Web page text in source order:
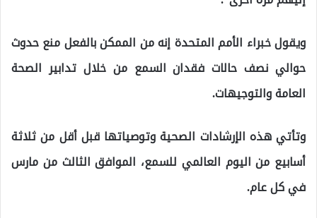
ويقول خبراء الأمم المتحدة إنه من الممكن بالفعل منع حدوث
حوالي نصف حالات فقدان السمع من خلال تدابير الصحة
العامة والتوجيهات.
وتأتي هذه الإرشادات الصحية وتوصياتها قبل أقل من ثلاثة
أسابيع من اليوم العالمي للسمع، الموافق الثالث من مارس
في كل عام.